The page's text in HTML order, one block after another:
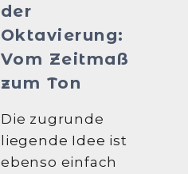
der
Oktavierung:
Vom Zeitmaß
zum Ton
Die zugrunde
liegende Idee ist
ebenso einfach